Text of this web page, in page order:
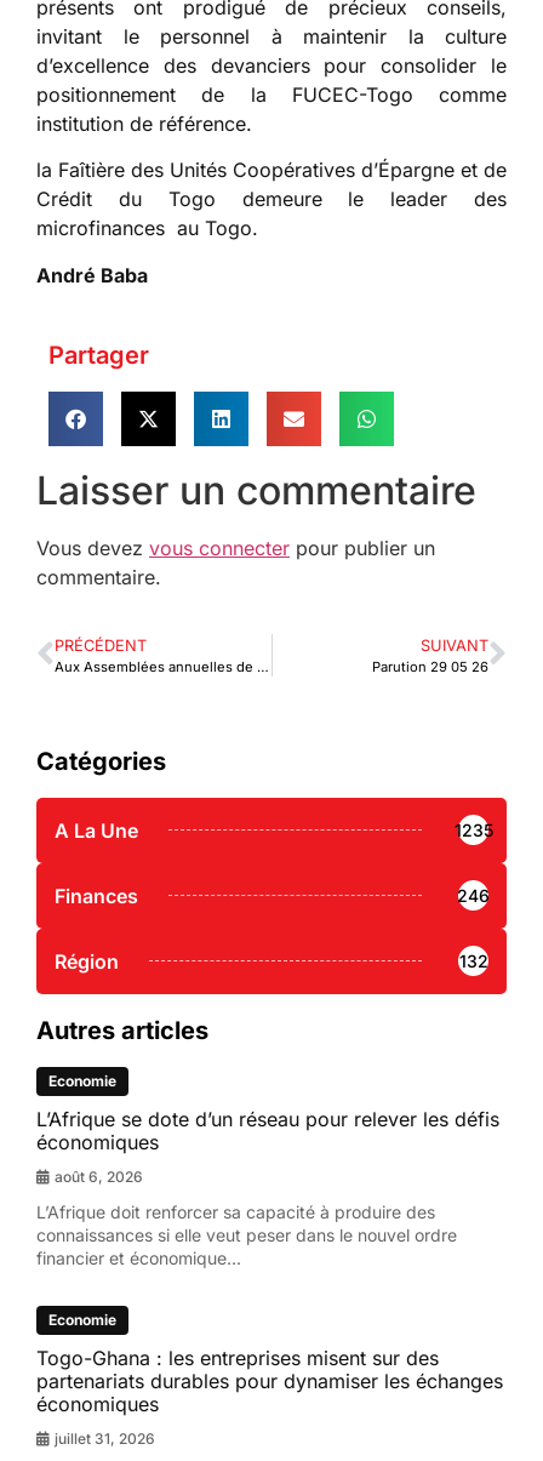
présents ont prodigué de précieux conseils,
invitant le personnel à maintenir la culture
d’excellence des devanciers pour consolider le
positionnement de la FUCEC-Togo comme
institution de référence.
la Faîtière des Unités Coopératives d’Épargne et de
Crédit du Togo demeure le leader des
microfinances au Togo.
André Baba
Partager
Laisser un commentaire
Vous devez vous connecter pour publier un
commentaire.
PRÉCÉDENT
Aux Assemblées annuelles de la BAD, la BOAD met en avant ses ambitions et projets de développement
SUIVANT
Parution 29 05 26
Catégories
A La Une 1235
Finances 246
Région 132
Autres articles
Economie
L’Afrique se dote d’un réseau pour relever les défis
économiques
août 6, 2026
L’Afrique doit renforcer sa capacité à produire des
connaissances si elle veut peser dans le nouvel ordre
financier et économique...
Economie
Togo-Ghana : les entreprises misent sur des
partenariats durables pour dynamiser les échanges
économiques
juillet 31, 2026